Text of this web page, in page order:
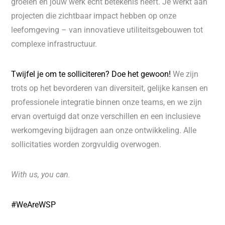
projecten die zichtbaar impact hebben op onze
leefomgeving – van innovatieve utiliteitsgebouwen tot
complexe infrastructuur.
Twijfel je om te solliciteren? Doe het gewoon! We zijn
trots op het bevorderen van diversiteit, gelijke kansen en
professionele integratie binnen onze teams, en we zijn
ervan overtuigd dat onze verschillen en een inclusieve
werkomgeving bijdragen aan onze ontwikkeling. Alle
sollicitaties worden zorgvuldig overwogen.
With us, you can.
#WeAreWSP